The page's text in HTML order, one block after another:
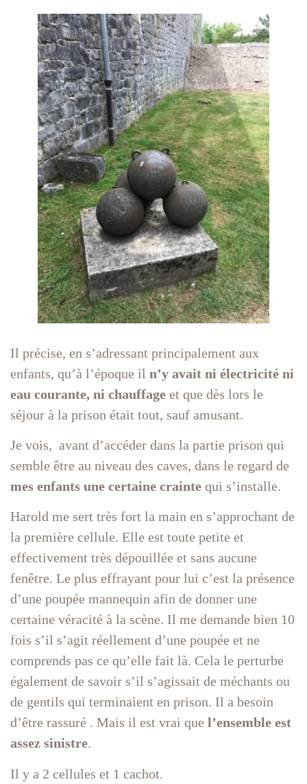
Il précise, en s’adressant principalement aux
enfants, qu’à l’époque il n’y avait ni électricité ni
eau courante, ni chauffage et que dès lors le
séjour à la prison était tout, sauf amusant.
Je vois, avant d’accéder dans la partie prison qui
semble être au niveau des caves, dans le regard de
mes enfants une certaine crainte qui s’installe.
Harold me sert très fort la main en s’approchant de
la première cellule. Elle est toute petite et
effectivement très dépouillée et sans aucune
fenêtre. Le plus effrayant pour lui c’est la présence
d’une poupée mannequin afin de donner une
certaine véracité à la scène. Il me demande bien 10
fois s’il s’agit réellement d’une poupée et ne
comprends pas ce qu’elle fait là. Cela le perturbe
également de savoir s’il s’agissait de méchants ou
de gentils qui terminaient en prison. Il a besoin
d’être rassuré . Mais il est vrai que l’ensemble est
assez sinistre.
Il y a 2 cellules et 1 cachot.